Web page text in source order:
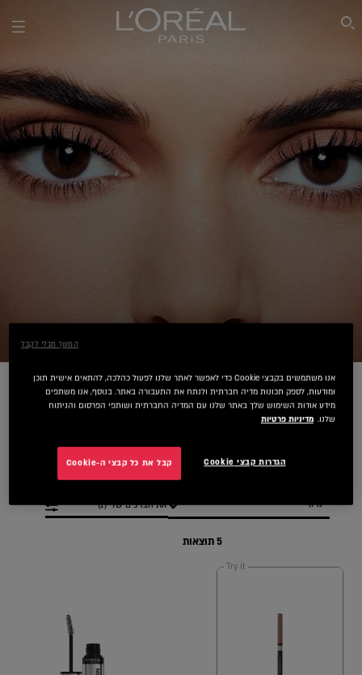
SEARCH THIS SITE
כל מוצרי הגבות הנכונים מבית לוריאל פריז למילוי, הדגשה והגדרה מושלמת של
הגבות ובמהירות ובקלות. בחרו מבין מסקרות, עפרונות ומברשות מיוחדות לגבות
את הדרך שלכם לעצב גבה מדויקת לכם. בעזרת הפורמולות השונות והגוונים
5 תוצאות
הגדר/י את הצרכים שלי (1)
Try it
אנו משתמשים בקבצי Cookie כדי לאפשר לאתר שלנו לפעול כהלכה, להתאים אישית תוכן
ומודעות, לספק תכונות מדיה חברתית ולנתח את התעבורה באתר. בנוסף, אנו משתפים
מידע אודות השימוש שלך באתר שלנו עם המדיה החברתית ושותפי הפרסום והניתוח
שלנו. מדיניות פרטיות
הגדרות קבצי Cookie קבל את כל קבצי ה-Cookie
המשך מבלי לקבל